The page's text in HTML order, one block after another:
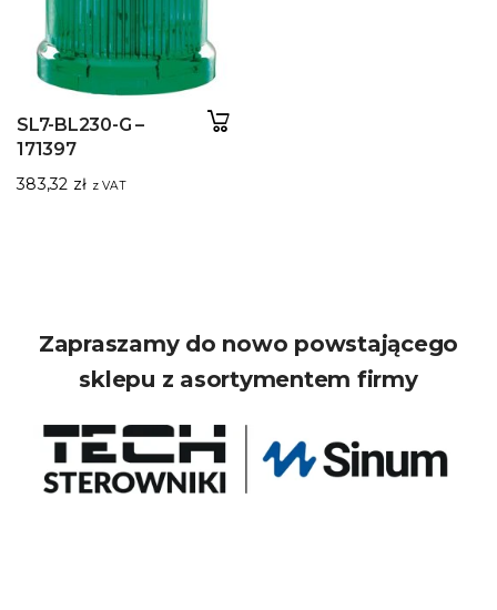
SL7-BL230-G –
171397
383,32 zł z VAT
Zapraszamy do nowo powstającego
sklepu z asortymentem firmy